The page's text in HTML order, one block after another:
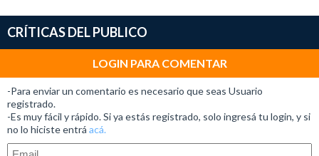
CRÍTICAS DEL PUBLICO
LOGIN PARA COMENTAR
-Para enviar un comentario es necesario que seas Usuario
registrado.
-Es muy fácil y rápido. Si ya estás registrado, solo ingresá tu login, y si
no lo hiciste entrá acá.